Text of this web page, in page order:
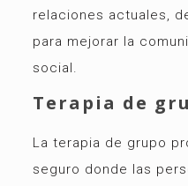
relaciones actuales,
para mejorar la
social.
Terapia de
La terapia de grupo
seguro donde las